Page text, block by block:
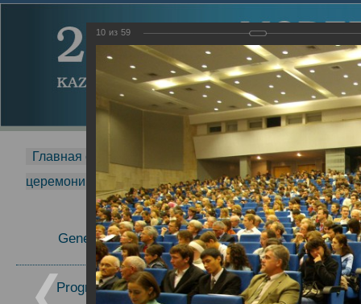
Главная страница MDMR - 2014 - Международная
церемонии вручения премии Zavoisky Award - 2007 г.
General Information
Program Committee
Report
2007 г.
10 из 59